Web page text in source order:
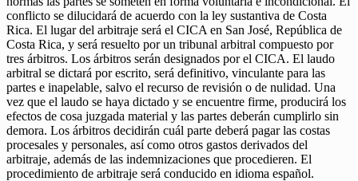
conflicto se dilucidará de acuerdo con la ley sustantiva de Costa
Rica. El lugar del arbitraje será el CICA en San José, República de
Costa Rica, y será resuelto por un tribunal arbitral compuesto por
tres árbitros. Los árbitros serán designados por el CICA. El laudo
arbitral se dictará por escrito, será definitivo, vinculante para las
partes e inapelable, salvo el recurso de revisión o de nulidad. Una
vez que el laudo se haya dictado y se encuentre firme, producirá los
efectos de cosa juzgada material y las partes deberán cumplirlo sin
demora. Los árbitros decidirán cuál parte deberá pagar las costas
procesales y personales, así como otros gastos derivados del
arbitraje, además de las indemnizaciones que procedieren. El
procedimiento de arbitraje será conducido en idioma español.